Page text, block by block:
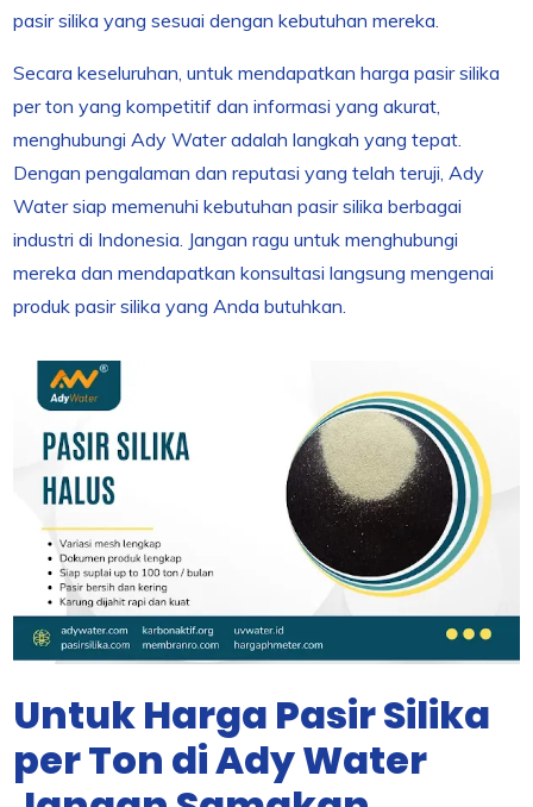
pasir silika yang sesuai dengan kebutuhan mereka.
Secara keseluruhan, untuk mendapatkan harga pasir silika
per ton yang kompetitif dan informasi yang akurat,
menghubungi Ady Water adalah langkah yang tepat.
Dengan pengalaman dan reputasi yang telah teruji, Ady
Water siap memenuhi kebutuhan pasir silika berbagai
industri di Indonesia. Jangan ragu untuk menghubungi
mereka dan mendapatkan konsultasi langsung mengenai
produk pasir silika yang Anda butuhkan.
Untuk Harga Pasir Silika
per Ton di Ady Water